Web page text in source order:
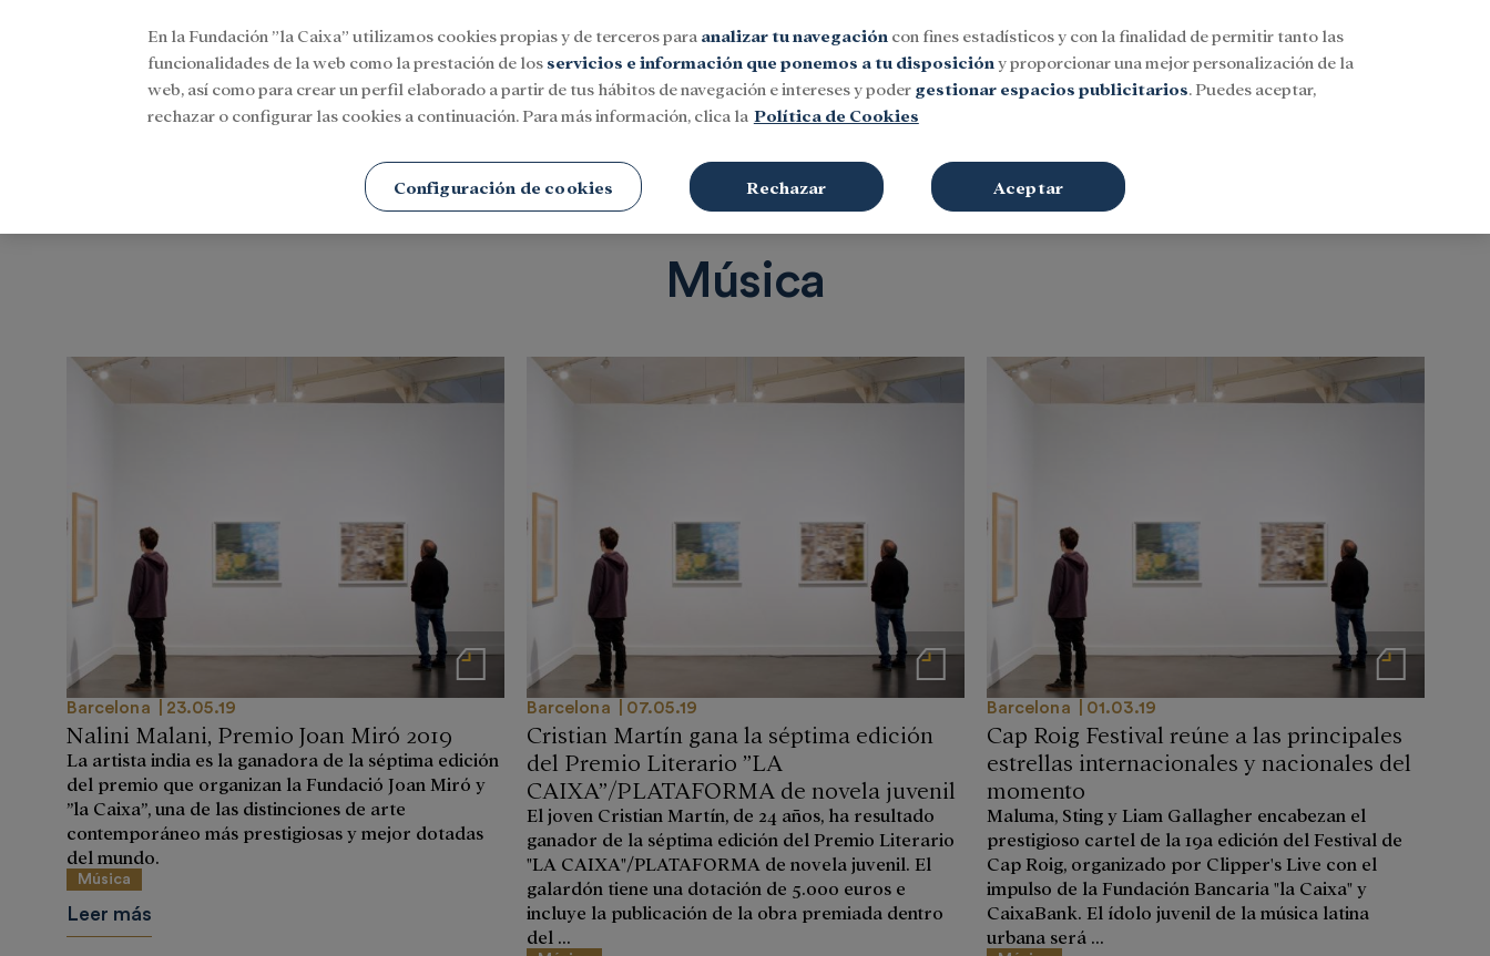
Iniciar sesión Buscar
SocialInvestigación y becasCultura
Música
Notas de prensa
Barcelona 23.05.19
Nalini Malani, Premio Joan Miró 2019
La artista india es la ganadora de la séptima edición
del premio que organizan la Fundació Joan Miró y
”la Caixa”, una de las distinciones de arte
contemporáneo más prestigiosas y mejor dotadas
del mundo.
Música
Leer más
Notas de prensa
Barcelona 07.05.19
Cristian Martín gana la séptima edición
del Premio Literario ”LA
CAIXA”/PLATAFORMA de novela juvenil
El joven Cristian Martín, de 24 años, ha resultado
ganador de la séptima edición del Premio Literario
"LA CAIXA"/PLATAFORMA de novela juvenil. El
galardón tiene una dotación de 5.000 euros e
incluye la publicación de la obra premiada dentro
del ...
Notas de prensa
Barcelona 01.03.19
Cap Roig Festival reúne a las principales
estrellas internacionales y nacionales del
momento
Maluma, Sting y Liam Gallagher encabezan el
prestigioso cartel de la 19a edición del Festival de
Cap Roig, organizado por Clipper's Live con el
impulso de la Fundación Bancaria "la Caixa" y
CaixaBank. El ídolo juvenil de la música latina
urbana será ...
En la Fundación ”la Caixa” utilizamos cookies propias y de terceros para analizar tu navegación con fines estadísticos y con la finalidad de permitir tanto las
funcionalidades de la web como la prestación de los servicios e información que ponemos a tu disposición y proporcionar una mejor personalización de la
web, así como para crear un perfil elaborado a partir de tus hábitos de navegación e intereses y poder gestionar espacios publicitarios. Puedes aceptar,
rechazar o configurar las cookies a continuación. Para más información, clica la Política de Cookies
Configuración de cookies Rechazar Aceptar